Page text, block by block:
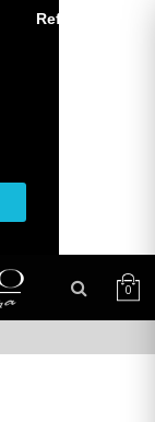
Refuza toate
0